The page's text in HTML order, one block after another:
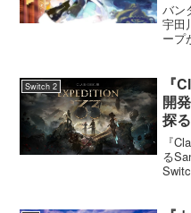
バン
宇田
ープ
高
の
合併
Switch 2
『
開
探
技
『
る
と